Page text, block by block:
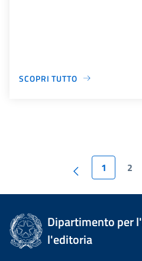
SCOPRI TUTTO
1 2
Dipartimento per
l'editoria